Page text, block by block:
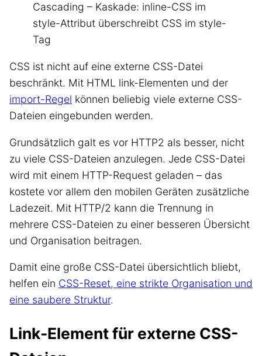
Cascading – Kaskade: inline-CSS im
style-Attribut überschreibt CSS im style-
Tag
CSS ist nicht auf eine externe CSS-Datei
beschränkt. Mit HTML link-Elementen und der
import-Regel können beliebig viele externe CSS-
Dateien eingebunden werden.
Grundsätzlich galt es vor HTTP2 als besser, nicht
zu viele CSS-Dateien anzulegen. Jede CSS-Datei
wird mit einem HTTP-Request geladen – das
kostete vor allem den mobilen Geräten zusätzliche
Ladezeit. Mit HTTP/2 kann die Trennung in
mehrere CSS-Dateien zu einer besseren Übersicht
und Organisation beitragen.
Damit eine große CSS-Datei übersichtlich bliebt,
helfen ein CSS-Reset, eine strikte Organisation und
eine saubere Struktur.
Link-Element für externe CSS-